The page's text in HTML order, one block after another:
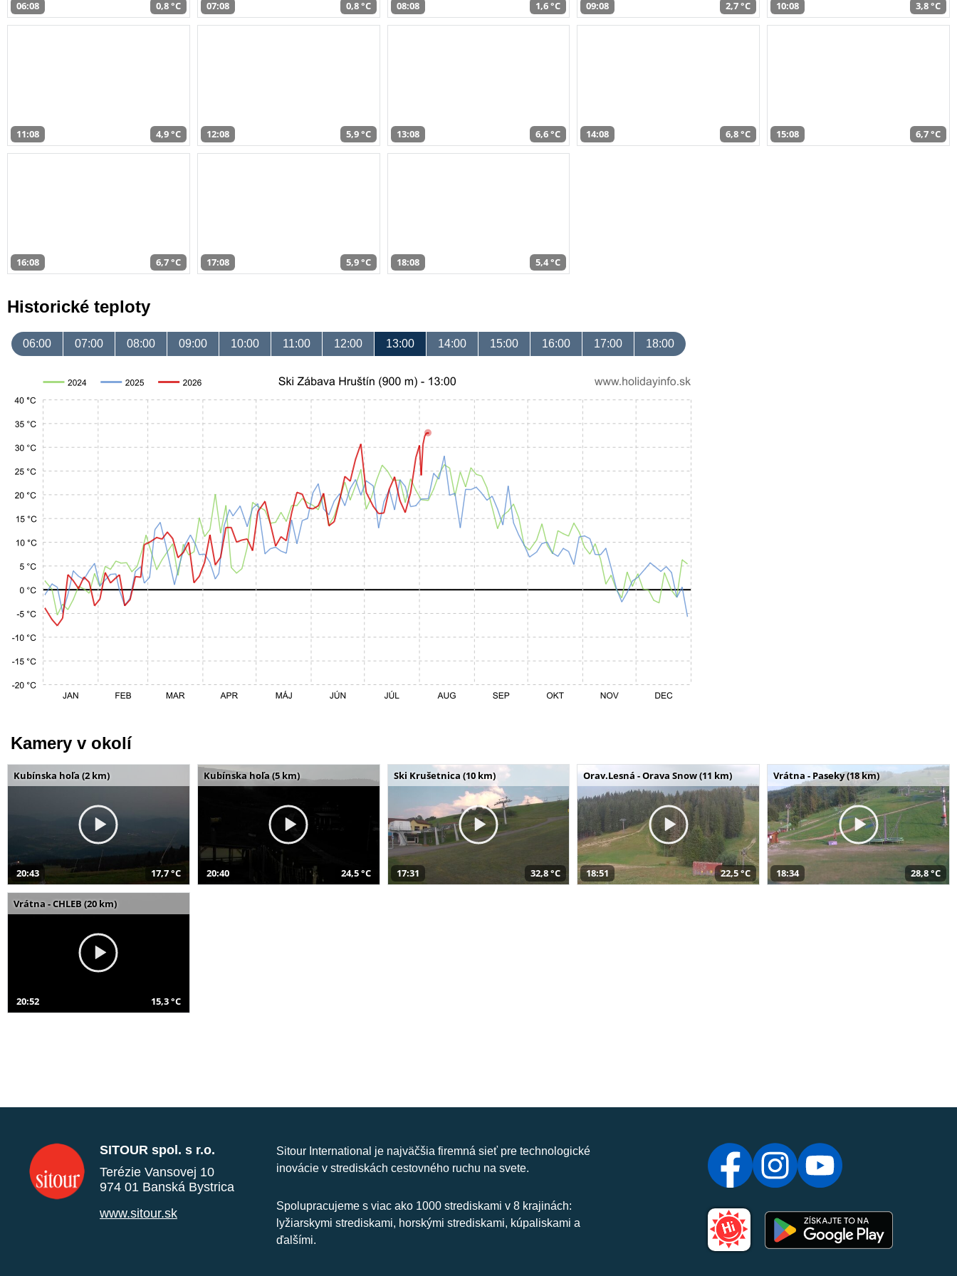
06:08 0,8 °C 07:08 0,8 °C 08:08 1,6 °C 09:08 2,7 °C 10:08 3,8 °C
11:08 4,9 °C 12:08 5,9 °C 13:08 6,6 °C 14:08 6,8 °C 15:08 6,7 °C
16:08 6,7 °C 17:08 5,9 °C 18:08 5,4 °C
Historické teploty
06:00 07:00 08:00 09:00 10:00 11:00 12:00 13:00 14:00 15:00 16:00 17:00 18:00
Kamery v okolí
Kubínska hoľa (2 km)
20:43 17,7 °C
Kubínska hoľa (5 km)
20:40 24,5 °C
Ski Krušetnica (10 km)
17:31 32,8 °C
Orav.Lesná - Orava Snow (11 km)
18:51 22,5 °C
Vrátna - Paseky (18 km)
18:34 28,8 °C
Vrátna - CHLEB (20 km)
20:52 15,3 °C
SITOUR spol. s r.o.
Terézie Vansovej 10
974 01 Banská Bystrica
www.sitour.sk
Sitour International je najväčšia firemná sieť pre technologické
inovácie v strediskách cestovného ruchu na svete.
Spolupracujeme s viac ako 1000 strediskami v 8 krajinách:
lyžiarskymi strediskami, horskými strediskami, kúpaliskami a
ďalšími.